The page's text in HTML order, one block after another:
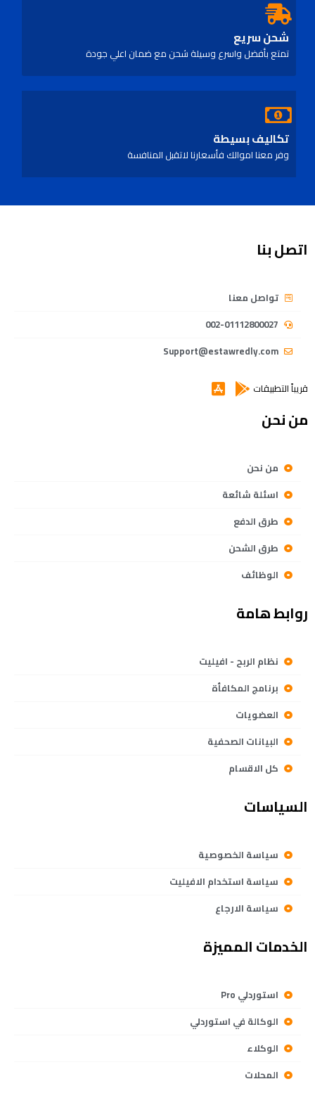
شحن سريع
تمتع بأفضل واسرع وسيلة شحن مع ضمان اعلي جودة
تكاليف بسيطة
وفر معنا اموالك فأسعارنا لاتقبل المنافسة
اتصل بنا
تواصل معنا
002-01112800027
Support@estawredly.com
قريباً التطبيقات
من نحن
من نحن
اسئلة شائعة
طرق الدفع
طرق الشحن
الوظائف
روابط هامة
نظام الربح - افيليت
برنامج المكافأة
العضويات
البيانات الصحفية
كل الاقسام
السياسات
سياسة الخصوصية
سياسة استخدام الافيليت
سياسة الارجاع
الخدمات المميزة
استوردلي Pro
الوكالة في استوردلي
الوكلاء
المحلات